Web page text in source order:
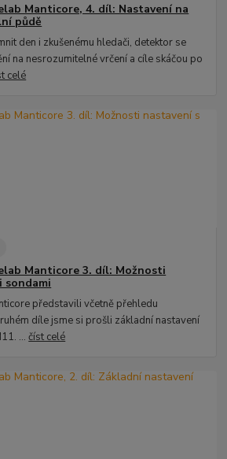
Manticore, 4. díl: Nastavení na
půdě
den i zkušenému hledači, detektor se
na nesrozumitelné vrčení a cíle skáčou po
celé
Manticore 3. díl: Možnosti
sondami
představili včetně přehledu
díle jsme si prošli základní nastavení
...číst celé